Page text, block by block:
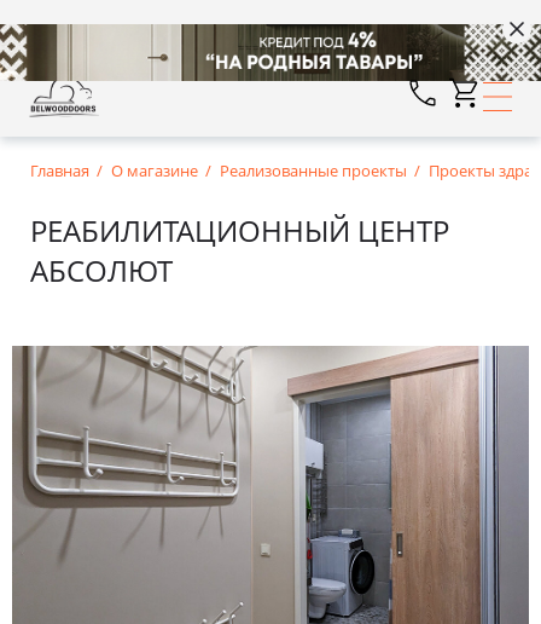
Главная О магазине Реализованные проекты Проекты
РЕАБИЛИТАЦИОННЫЙ ЦЕНТР
АБСОЛЮТ